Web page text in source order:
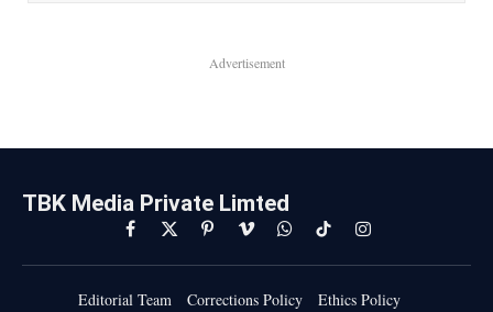
Advertisement
TBK Media Private Limted
Facebook
X
(Twitter)
PinterestVimeoWhatsAppTikTokInstagram
Editorial Team Corrections Policy Ethics Policy